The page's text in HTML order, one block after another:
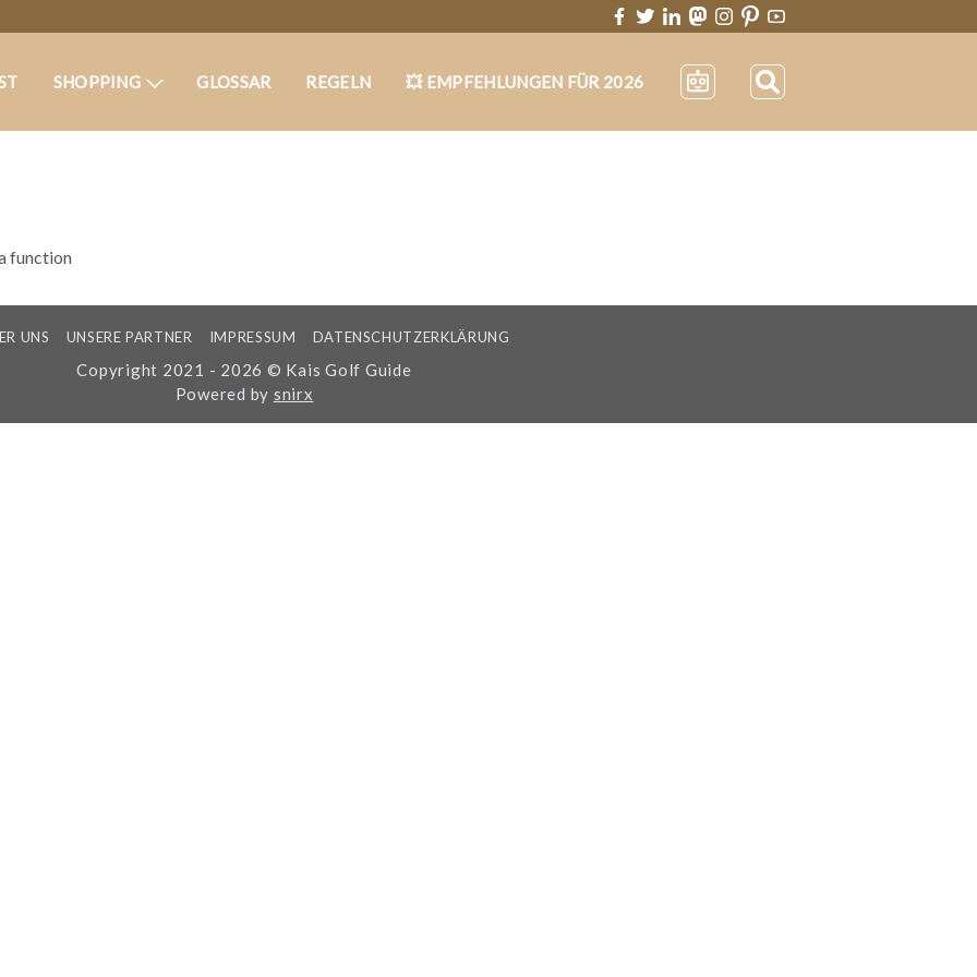
SHOPPING GLOSSAR REGELN 💥 EMPFEHLUNGEN FÜR 2026
function
UNS UNSERE PARTNER IMPRESSUM DATENSCHUTZERKLÄRUNG
Copyright 2021 - 2026 © Kais Golf Guide
Powered by snirx